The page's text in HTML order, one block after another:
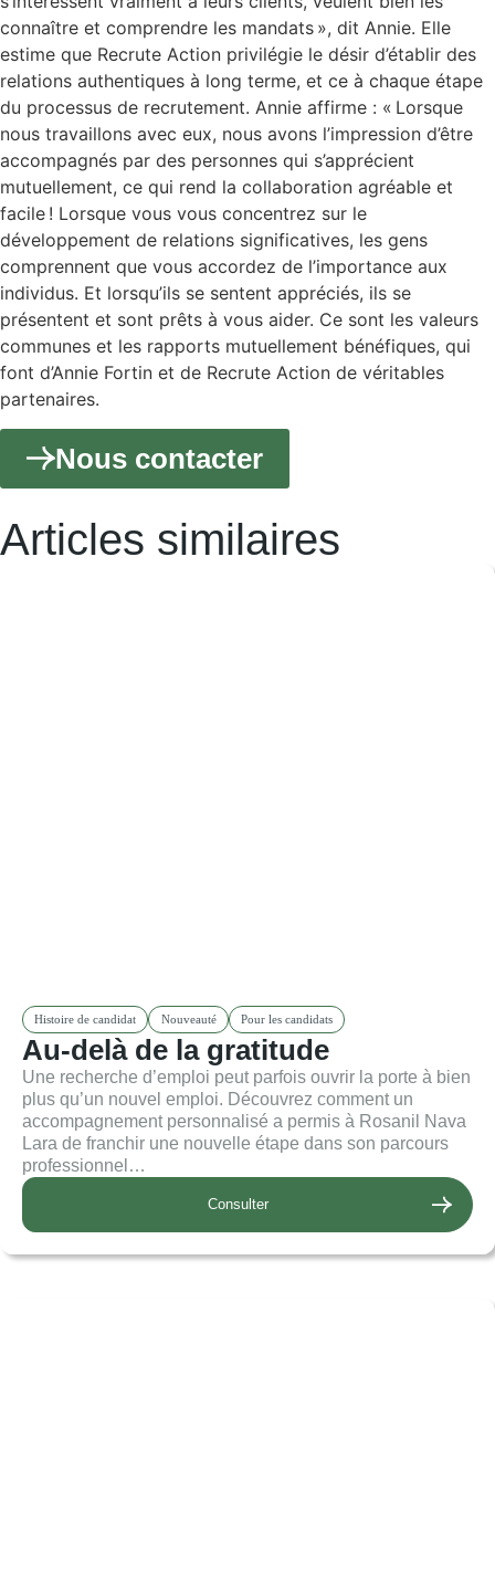
connaître et comprendre les mandats », dit Annie. Elle
estime que Recrute Action privilégie le désir d’établir des
relations authentiques à long terme, et ce à chaque étape
du processus de recrutement. Annie affirme : « Lorsque
nous travaillons avec eux, nous avons l’impression d’être
accompagnés par des personnes qui s’apprécient
mutuellement, ce qui rend la collaboration agréable et
facile ! Lorsque vous vous concentrez sur le
développement de relations significatives, les gens
comprennent que vous accordez de l’importance aux
individus. Et lorsqu’ils se sentent appréciés, ils se
présentent et sont prêts à vous aider. Ce sont les valeurs
communes et les rapports mutuellement bénéfiques, qui
font d’Annie Fortin et de Recrute Action de véritables
partenaires.
Nous contacter
Articles similaires
Histoire de candidat Nouveauté Pour les candidats
Au-delà de la gratitude
Une recherche d’emploi peut parfois ouvrir la porte à bien
plus qu’un nouvel emploi. Découvrez comment un
accompagnement personnalisé a permis à Rosanil Nava
Lara de franchir une nouvelle étape dans son parcours
professionnel…
Consulter